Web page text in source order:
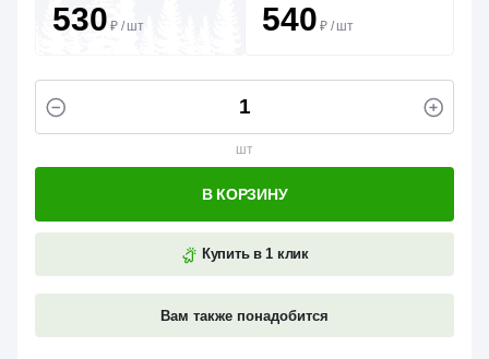
530 ₽ / шт 540 ₽ / шт
шт
Купить в 1 клик
Вам также понадобится
В КОРЗИНУ